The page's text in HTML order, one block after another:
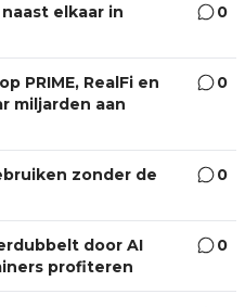
naast elkaar in
0
PRIME, RealFi en
miljarden aan
0
zonder de
0
door AI
profiteren
0